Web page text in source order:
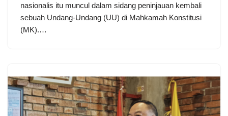
nasionalis itu muncul dalam sidang peninjauan kembali
sebuah Undang-Undang (UU) di Mahkamah Konstitusi
(MK).…